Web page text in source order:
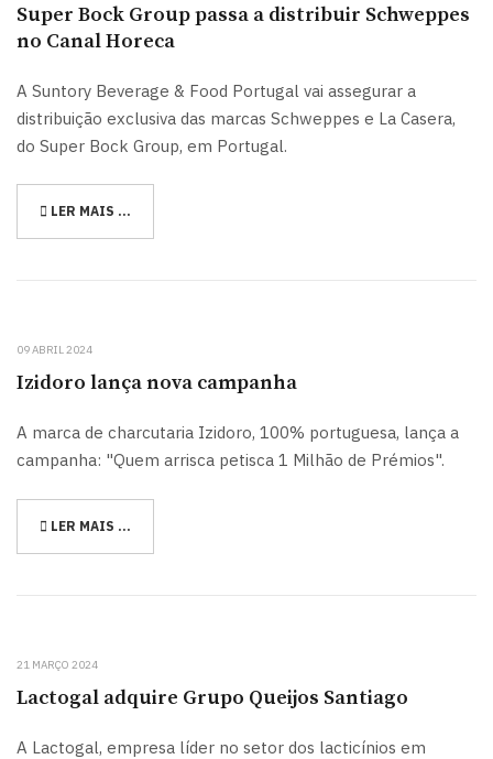
Super Bock Group passa a distribuir Schweppes
no Canal Horeca
A Suntory Beverage & Food Portugal vai assegurar a
distribuição exclusiva das marcas Schweppes e La Casera,
do Super Bock Group, em Portugal.
LER MAIS …
09 ABRIL 2024
Izidoro lança nova campanha
A marca de charcutaria Izidoro, 100% portuguesa, lança a
campanha: "Quem arrisca petisca 1 Milhão de Prémios".
LER MAIS …
21 MARÇO 2024
Lactogal adquire Grupo Queijos Santiago
A Lactogal, empresa líder no setor dos lacticínios em